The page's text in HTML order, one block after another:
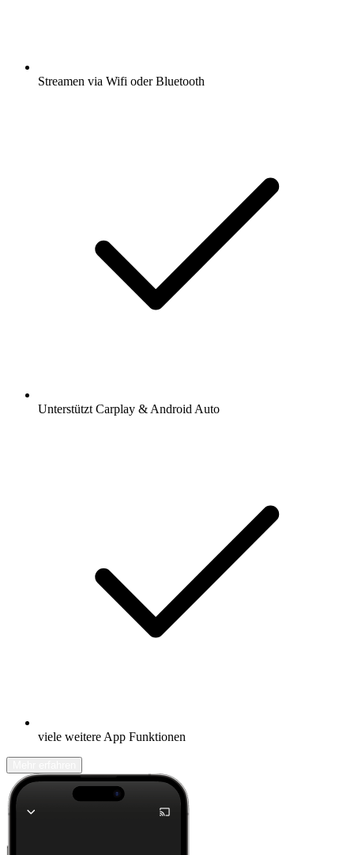
Streamen via Wifi oder Bluetooth
Unterstützt Carplay & Android Auto
viele weitere App Funktionen